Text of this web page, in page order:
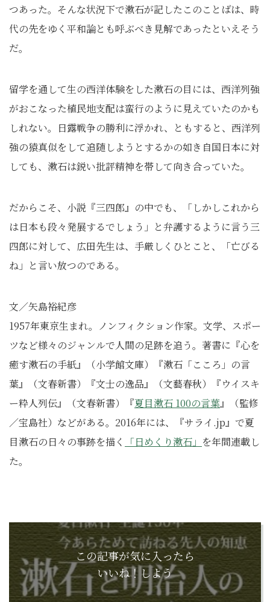
つあった。そんな状況下で漱石が記したこのことばは、時
代の先をゆく平和論とも呼ぶべき見解であったといえそう
だ。
留学を通して生の西洋体験をした漱石の目には、西洋列強
がおこなった植民地支配は蛮行のように見えていたのかも
しれない。日露戦争の勝利に浮かれ、ともすると、西洋列
強の猿真似をして追随しようとするかの如き自国日本に対
しても、漱石は鋭い批評精神を帯して向き合っていた。
だからこそ、小説『三四郎』の中でも、「しかしこれから
は日本も段々発展するでしょう」と弁護するように言う三
四郎に対して、広田先生は、手厳しくひとこと、「亡びる
ね」と言い放つのである。
文／矢島裕紀彦
1957年東京生まれ。ノンフィクション作家。文学、スポー
ツなど様々のジャンルで人間の足跡を追う。著書に『心を
癒す漱石の手紙』（小学館文庫）『漱石「こころ」の言
葉』（文春新書）『文士の逸品』（文藝春秋）『ウイスキ
ー粋人列伝』（文春新書）『夏目漱石 100の言葉』（監修
／宝島社）などがある。2016年には、『サライ.jp』で夏
目漱石の日々の事跡を描く
「日めくり漱石」 を年間連載し
た。
この記事が気に入ったら
いいね！しよう